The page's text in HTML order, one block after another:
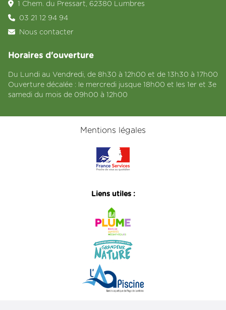
1 Chem. du Pressart, 62380 Lumbres
03 21 12 94 94
Nous contacter
Horaires d'ouverture
Du Lundi au Vendredi, de 8h30 à 12h00 et de 13h30 à 17h00
Ouverture décalée : le mercredi jusque 18h00 et les 1er et 3e
samedi du mois de 09h00 à 12h00
Mentions légales
Liens utiles :